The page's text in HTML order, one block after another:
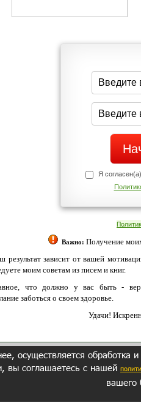
Я
Важно: Получение
результат зависит от вашей
моим советам из писем и книг.
что должно у вас быть -
заботься о своем здоровье.
Удачи!
осуществляется обработка
вы соглашаетесь с нашей
вашего